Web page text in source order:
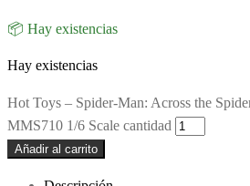
📦 Hay existencias
Hay existencias
Hot Toys – Spider-Man: Across the
MMS710 1/6 Scale cantidad
Añadir al carrito